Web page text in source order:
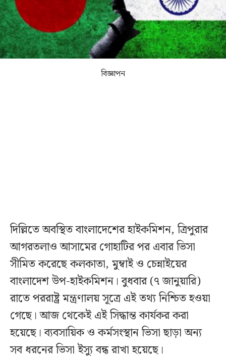
বিজ্ঞাপন
দিল্লিতে অবস্থিত বাংলাদেশের হাইকমিশন, ত্রিপুরার
আগরতলাও আসামের গোহাটির পর এবার ভিসা
সীমিত করেছে কলকাতা, মুম্বাই ও চেন্নাইয়ের
বাংলাদেশ উপ-হাইকমিশন। বুধবার (৭ জানুয়ারি)
রাতে পররাষ্ট্র মন্ত্রণালয় সূত্রে এই তথ্য নিশ্চিত হওয়া
গেছে। আজ থেকেই এই সিদ্ধান্ত কার্যকর করা
হয়েছে। ব্যবসায়িক ও কর্মসংস্থান ভিসা ছাড়া অন্য
সব ধরনের ভিসা ইস্যু বন্ধ রাখা হয়েছে।